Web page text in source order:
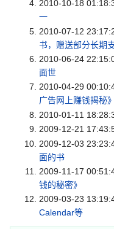
2010-10-18
一
2010-07-12
书，赠送部分长期
2010-06-24
面世
2010-04-29
广告网上赚钱揭秘
2010-01-11
2009-12-21
2009-12-03
面的书
2009-11-17
钱的秘密》
2009-03-23
Calendar等